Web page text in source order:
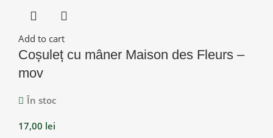
Add to cart
Coșuleț cu mâner Maison des Fleurs –
mov
În stoc
17,00 lei